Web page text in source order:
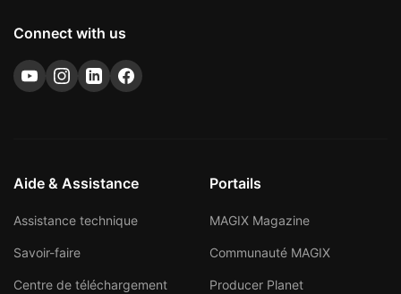
Connect with us
Aide & Assistance
Assistance technique
Savoir-faire
Centre de téléchargement
Portails
MAGIX Magazine
Communauté MAGIX
Producer Planet